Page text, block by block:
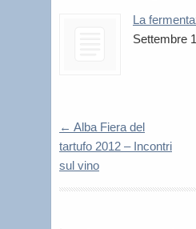
La
Settembre
← Alba Fiera del
tartufo 2012 – Incontri
sul vino